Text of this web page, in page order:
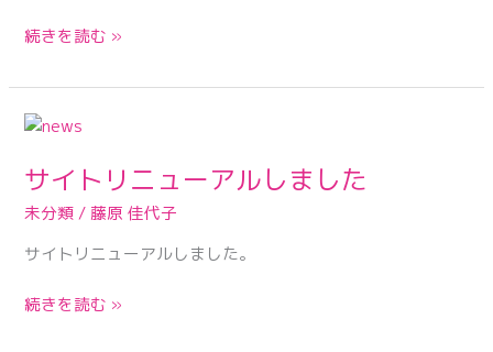
イ
ス
感
染
拡
大
防
止
取
続きを読む »
サイトリニューアルしました
未分類/藤原 佳代子
サイトリニューアルしました。
サ
ト
リ
ュ
ア
続きを読む »